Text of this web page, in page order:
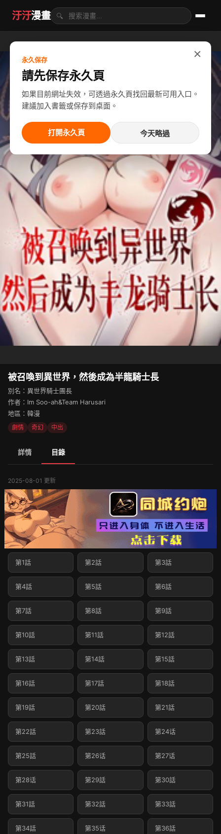
汙汙漫畫 🔍
×
永久保存
請先保存永久頁
如果目前網址失效，可透過永久頁找回最新可用入口。
建議加入書籤或保存到桌面。
打開永久頁 今天略過
被召喚到異世界，然後成為半龍騎士長
別名：異世界騎士團長
作者：Im Soo-ah&Team Harusari
地區：韓漫
劇情 奇幻 中出
詳情 目錄
2025-08-01 更新
第1話 第2話 第3話
第4話 第5話 第6話
第7話 第8話 第9話
第10話 第11話 第12話
第13話 第14話 第15話
第16話 第17話 第18話
第19話 第20話 第21話
第22話 第23話 第24话
第25話 第26话 第27话
第28话 第29話 第30話
第31話 第32話 第33話
第34話 第35话 第36話